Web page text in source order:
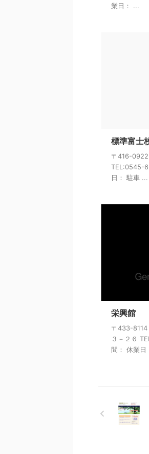
業日： ...
標準富士
〒416-0922
TEL:0545-
日： 駐車 ...
栄興館
〒433-8114
３－２６
間： 休業日